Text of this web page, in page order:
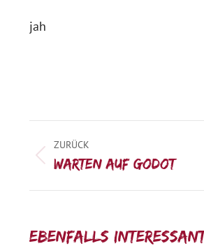
jah
ZURÜCK
Vorheriger
Beitrag:
Warten auf Godot
Ebenfalls